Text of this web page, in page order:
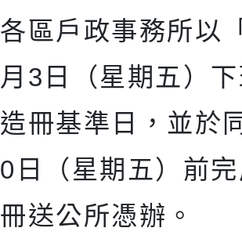
各區戶政事務所以
月3日（星期五）
造冊基準日，並於
0日（星期五）前
冊送公所憑辦。